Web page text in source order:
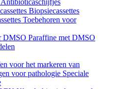
Antibioticaschijfjes
Biopsiecassettes
Toebehoren voor
DMSO Paraffine met DMSO
voor het markeren van
voor pathologie Speciale